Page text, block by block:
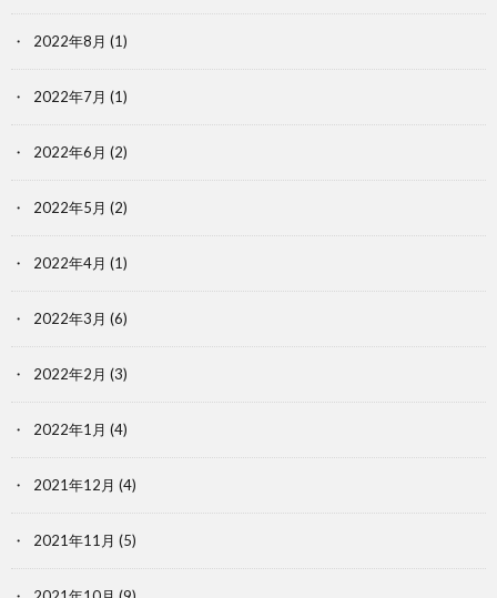
2022年8月 (1)
2022年7月 (1)
2022年6月 (2)
2022年5月 (2)
2022年4月 (1)
2022年3月 (6)
2022年2月 (3)
2022年1月 (4)
2021年12月 (4)
2021年11月 (5)